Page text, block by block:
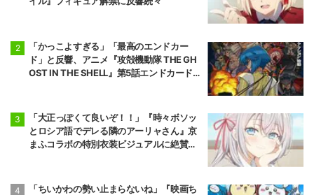
「かっこよすぎる」「最高のエンドカー
ド」と反響、アニメ『攻殻機動隊 THE GH
OST IN THE SHELL』第5話エンドカード公
「大正っぽくて良いぞ！！」『時々ボソッ
とロシア語でデレる隣のアーリャさん』京
まふコラボの特別衣装ビジュアルに絶賛の
「ちいかわの勢い止まらないね」『映画ち